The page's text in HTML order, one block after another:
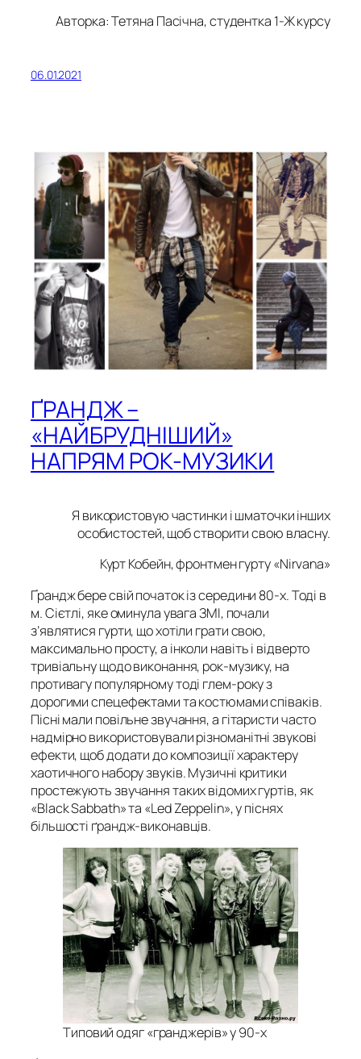
Авторка: Тетяна Пасічна, студентка 1-Ж курсу
06.01.2021
ҐРАНДЖ –
«НАЙБРУДНІШИЙ»
НАПРЯМ РОК-МУЗИКИ
Я використовую частинки і шматочки інших
особистостей, щоб створити свою власну.
Курт Кобейн, фронтмен гурту «Nirvana»
Ґрандж бере свій початок із середини 80-х. Тоді в
м. Сієтлі, яке оминула увага ЗМІ, почали
з’являтися гурти, що хотіли грати свою,
максимально просту, а інколи навіть і відверто
тривіальну щодо виконання, рок-музику, на
противагу популярному тоді глем-року з
дорогими спецефектами та костюмами співаків.
Пісні мали повільне звучання, а гітаристи часто
надмірно використовували різноманітні звукові
ефекти, щоб додати до композиції характеру
хаотичного набору звуків. Музичні критики
простежують звучання таких відомих гуртів, як
«Black Sabbath» та «Led Zeppelin», у піснях
більшості ґрандж-виконавців.
Типовий одяг «гранджерів» у 90-х